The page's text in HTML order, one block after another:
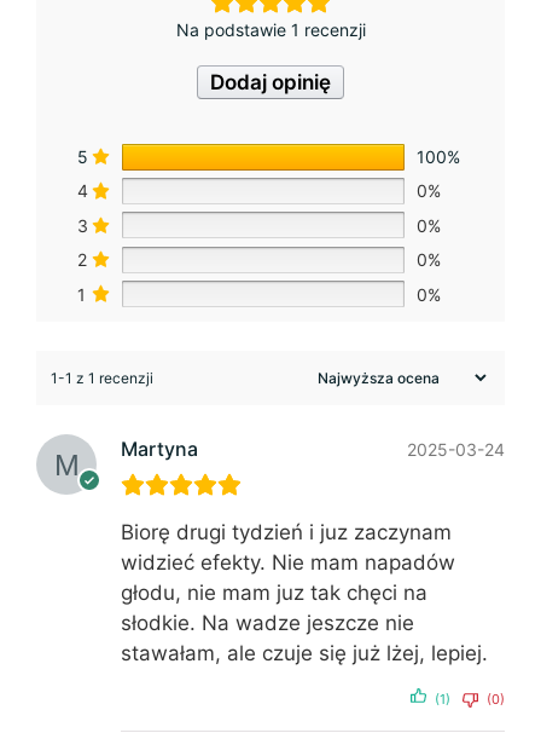
Na podstawie 1 recenzji
Dodaj opinię
5
100%
4
0%
3
0%
2
0%
1
0%
1-1 z 1 recenzji
Martyna 2025-03-24
Biorę drugi tydzień i juz zaczynam
widzieć efekty. Nie mam napadów
głodu, nie mam juz tak chęci na
słodkie. Na wadze jeszcze nie
stawałam, ale czuje się już lżej, lepiej.
(1) (0)